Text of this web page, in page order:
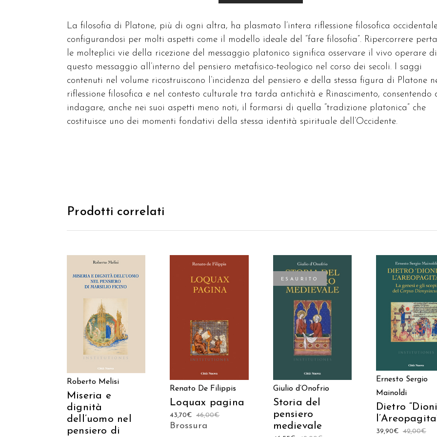
La filosofia di Platone, più di ogni altra, ha plasmato l’intera riflessione filosofica
configurandosi per molti aspetti come il modello ideale del “fare filosofia”. Ripercorrere
le molteplici vie della ricezione del messaggio platonico significa osservare il vivo operare di
questo messaggio all’interno del pensiero metafisico-teologico nel corso dei secoli. I saggi
contenuti nel volume ricostruiscono l’incidenza del pensiero e della stessa figura di Platone
riflessione filosofica e nel contesto culturale tra tarda antichità e Rinascimento, consentendo
indagare, anche nei suoi aspetti meno noti, il formarsi di quella “tradizione platonica” che
costituisce uno dei momenti fondativi della stessa identità spirituale dell’Occidente.
Prodotti correlati
AGGIUNGI AL
CARRELLO
Roberto Melisi
Miseria e
dignità
dell’uomo nel
pensiero di
CARRELLO
Renato De Filippis
Loquax pagina
46,00€
43,70€
Brossura
ESAURITO
LEGGI TUTTO
Giulio d’Onofrio
Storia del
pensiero
medievale
AGGIUNGI AL
CARRELLO
Ernesto Sergio
Mainoldi
Dietro
42,00€
39,90€